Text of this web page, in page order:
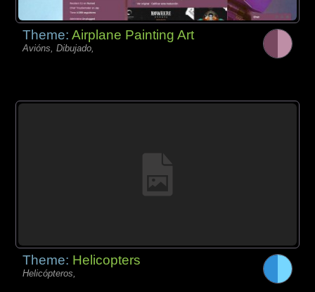
Theme:Airplane Painting Art
Avións, Dibujado,
Theme: Helicopters
Helicópteros,